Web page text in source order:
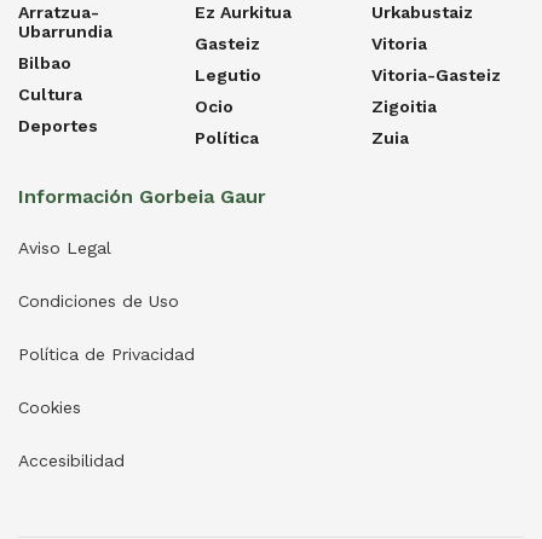
Arratzua-
Ubarrundia
Bilbao
Cultura
Deportes
Ez Aurkitua
Gasteiz
Legutio
Ocio
Política
Urkabustaiz
Vitoria
Vitoria-Gasteiz
Zigoitia
Zuia
Información Gorbeia Gaur
Aviso Legal
Condiciones de Uso
Política de Privacidad
Cookies
Accesibilidad